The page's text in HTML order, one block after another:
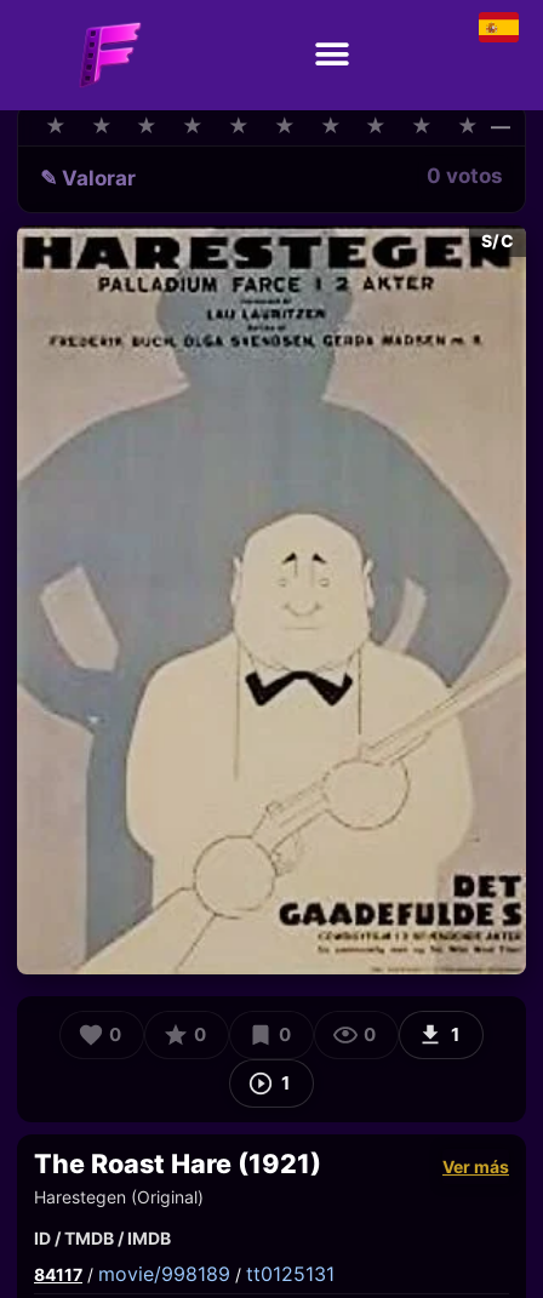
★
★ ★
★ ★
★ ★
★ ★
★ ★
★ ★
★ ★
★ ★
★ ★
★ —
✎ Valorar 0 votos
S/C
0 0 0 0 1
1
The Roast Hare (1921)
Ver más
Harestegen (Original)
ID / TMDB / IMDB
84117 / movie/998189 / tt0125131